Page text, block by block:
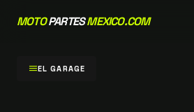
MOTOPARTESMEXICO.COM
menuEL GARAGE